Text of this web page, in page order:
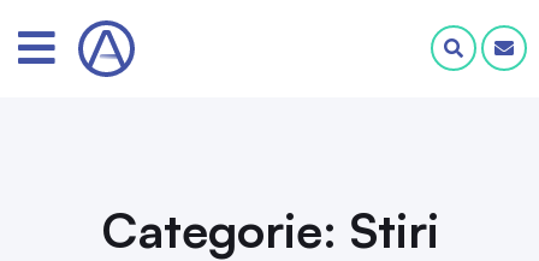
Categorie: Stiri